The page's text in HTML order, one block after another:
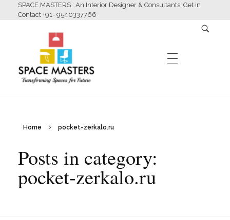
SPACE MASTERS : An Interior Designer & Consultants. Get in
Contact +91- 9540337766
ABOUT US
Home pocket-zerkalo.ru
Posts in category:
pocket-zerkalo.ru